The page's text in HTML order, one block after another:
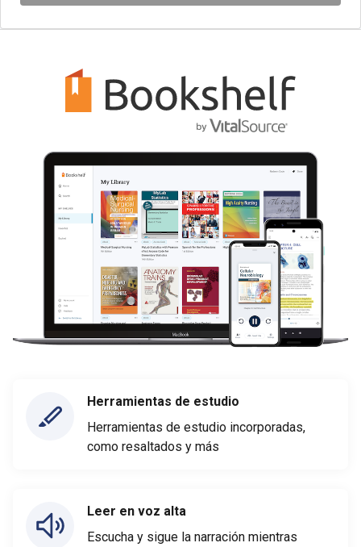
Herramientas de estudio
Herramientas de estudio incorporadas,
como resaltados y más
Leer en voz alta
Escucha y sigue la narración mientras